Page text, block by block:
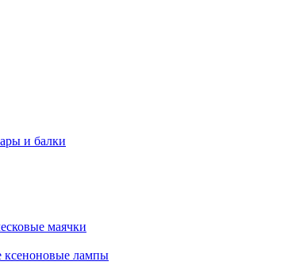
и балки
маячки
ксеноновые лампы